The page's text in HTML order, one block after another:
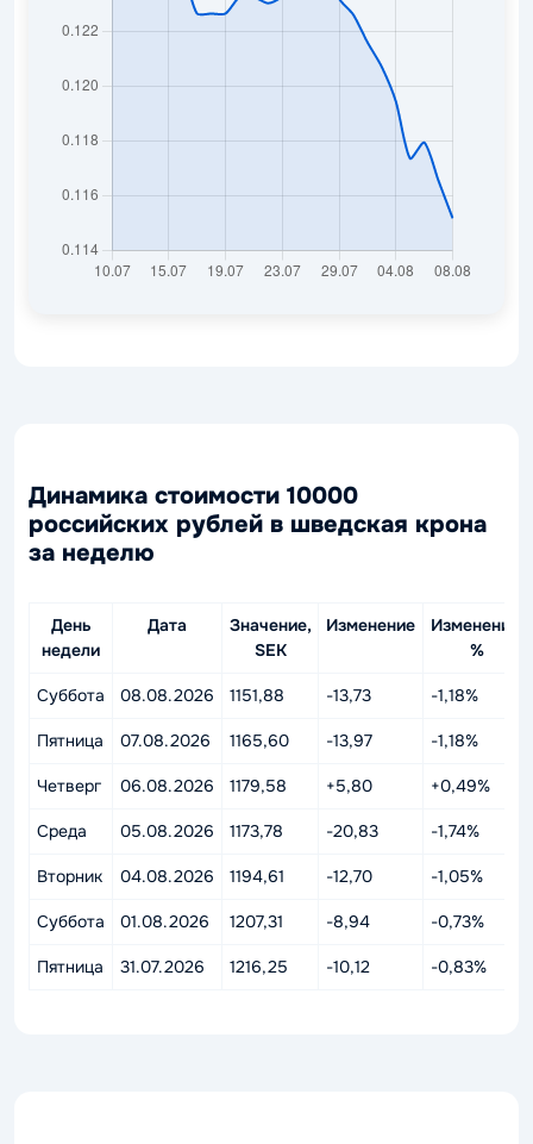
Динамика стоимости 10000
российских рублей в шведская крона
за неделю
День
недели
Дата
Значение,
SEK
Изменение
Изменение,
%
Суббота 08.08.2026 1151,88 -13,73 -1,18%
Пятница 07.08.2026 1165,60 -13,97 -1,18%
Четверг 06.08.2026 1179,58 +5,80 +0,49%
Среда 05.08.2026 1173,78 -20,83 -1,74%
Вторник 04.08.2026 1194,61 -12,70 -1,05%
Суббота 01.08.2026 1207,31 -8,94 -0,73%
Пятница 31.07.2026 1216,25 -10,12 -0,83%